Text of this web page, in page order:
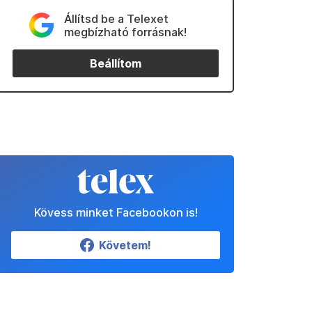
Állítsd be a Telexet
megbízható forrásnak!
Beállítom
Kövess minket Facebookon is!
Követem!